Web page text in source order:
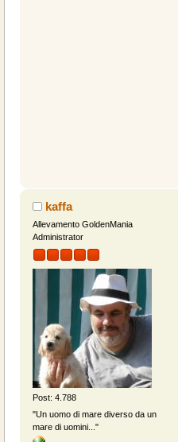
kaffa
Allevamento GoldenMania
Administrator
Post: 4.788
"Un uomo di mare diverso da un
mare di uomini..."